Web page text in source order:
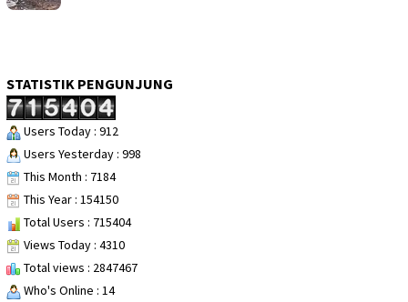
STATISTIK PENGUNJUNG
Users Today : 912
Users Yesterday : 998
This Month : 7184
This Year : 154150
Total Users : 715404
Views Today : 4310
Total views : 2847467
Who's Online : 14